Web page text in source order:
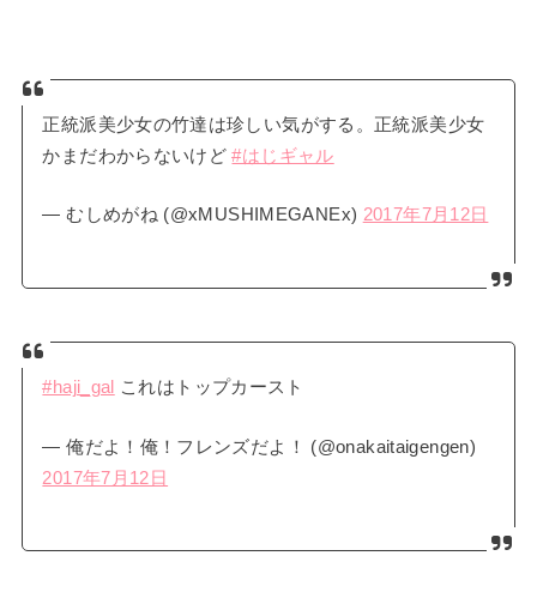
正統派美少女の竹達は珍しい気がする。正統派美少女
かまだわからないけど#はじギャル
— むしめがね (@xMUSHIMEGANEx) 2017年7月12日
#haji_gal これはトップカースト
— 俺だよ！俺！フレンズだよ！ (@onakaitaigengen)
2017年7月12日